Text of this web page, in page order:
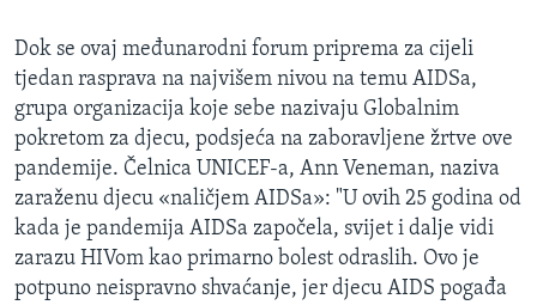
MAGAZIN
O GLASU AMERIKE
Learning English
PRATITE NAS
Dok se ovaj međunarodni forum priprema za cijeli
tjedan rasprava na najvišem nivou na temu AIDSa,
grupa organizacija koje sebe nazivaju Globalnim
pokretom za djecu, podsjeća na zaboravljene žrtve ove
pandemije. Čelnica UNICEF-a, Ann Veneman, naziva
zaraženu djecu «naličjem AIDSa»: "U ovih 25 godina od
kada je pandemija AIDSa započela, svijet i dalje vidi
zarazu HIVom kao primarno bolest odraslih. Ovo je
potpuno neispravno shvaćanje, jer djecu AIDS pogađa